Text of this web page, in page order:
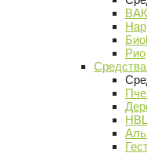
Рио